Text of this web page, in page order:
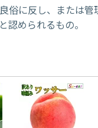
俗に反し、または管
認められるもの。